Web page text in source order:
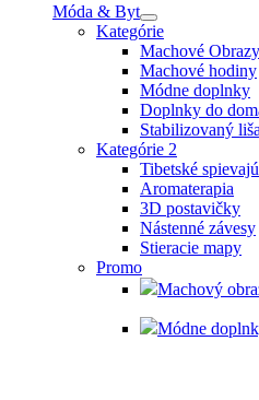
Móda & Byt
Kategórie
Machové Obrazy
Machové hodiny
Módne doplnky
Doplnky do
Stabilizovaný
Kategórie 2
Tibetské
Aromaterapia
3D postavičky
Nástenné závesy
Stieracie mapy
Promo
Machový
Módne